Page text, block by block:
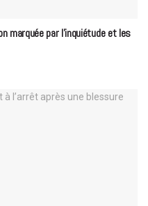
marquée par l’inquiétude et les